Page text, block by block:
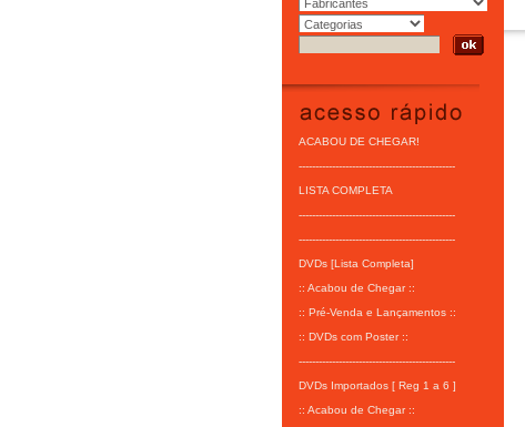
ACABOU DE CHEGAR!
-----------------------------------------------
LISTA COMPLETA
-----------------------------------------------
-----------------------------------------------
DVDs [Lista Completa]
:: Acabou de Chegar ::
:: Pré-Venda e Lançamentos ::
:: DVDs com Poster ::
-----------------------------------------------
DVDs Importados [ Reg 1 a 6 ]
:: Acabou de Chegar ::